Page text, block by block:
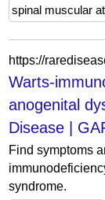
spinal muscular
Warts-
anogenital
Disease |
Find symptoms
syndrome.